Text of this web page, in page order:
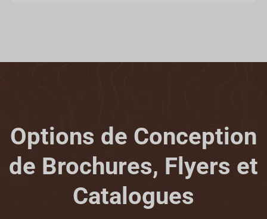
Options de Conception
de Brochures, Flyers et
Catalogues